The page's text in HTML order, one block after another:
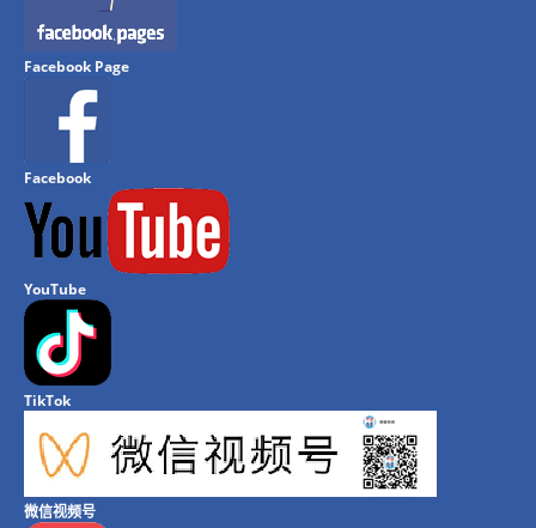
Facebook Page
Facebook
YouTube
TikTok
微信视频号